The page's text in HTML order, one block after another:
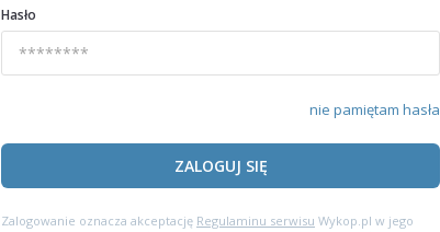
Hasło
nie pamiętam hasła
ZALOGUJ SIĘ
Zalogowanie oznacza akceptację Regulaminu serwisu Wykop.pl w jego